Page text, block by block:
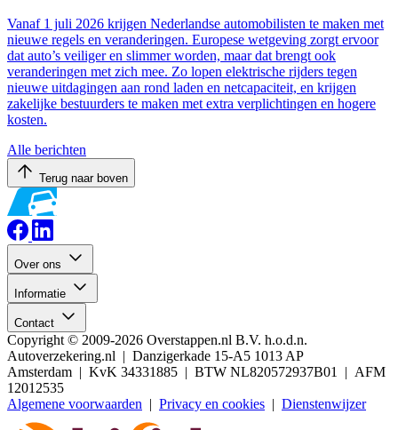
Vanaf 1 juli 2026 krijgen Nederlandse automobilisten te maken met
nieuwe regels en veranderingen. Europese wetgeving zorgt ervoor
dat auto’s veiliger en slimmer worden, maar dat brengt ook
veranderingen met zich mee. Zo lopen elektrische rijders tegen
nieuwe uitdagingen aan rond laden en netcapaciteit, en krijgen
zakelijke bestuurders te maken met extra verplichtingen en hogere
kosten.
Alle berichten
Terug naar boven
Over ons
Informatie
Contact
Copyright © 2009-2026 Overstappen.nl B.V. h.o.d.n.
Autoverzekering.nl | Danzigerkade 15-A5 1013 AP
Amsterdam | KvK 34331885 | BTW NL820572937B01 | AFM
12012535
Algemene voorwaarden
Privacy en cookies Dienstenwijzer